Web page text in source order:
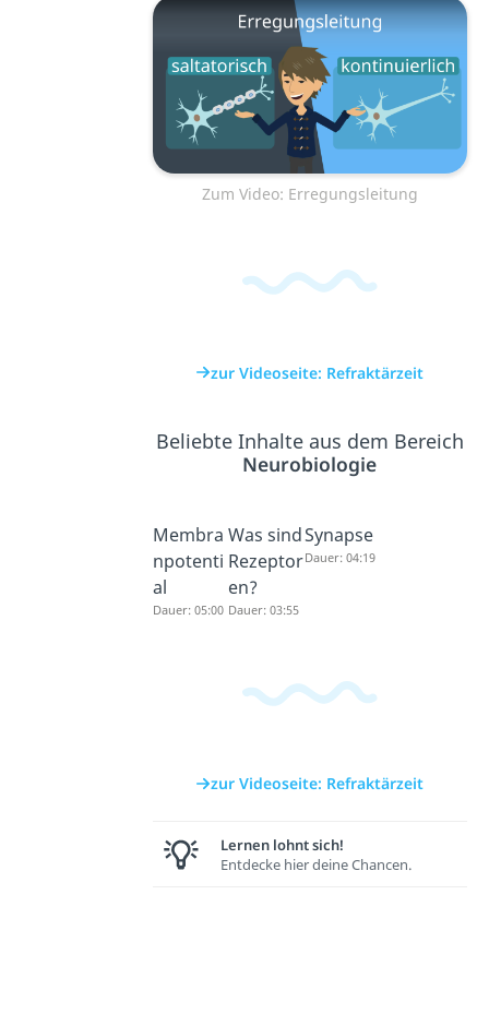
Zum Video: Erregungsleitung
zur Videoseite: Refraktärzeit
Beliebte Inhalte aus dem Bereich
Neurobiologie
Membra
npotenti
al
Dauer: 05:00
Was sind
Rezeptor
en?
Dauer: 03:55
Synapse
Dauer: 04:19
zur Videoseite: Refraktärzeit
Lernen lohnt sich!
Entdecke hier deine Chancen.